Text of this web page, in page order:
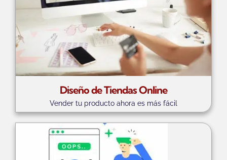
Diseño de Tiendas Online
Vender tu producto ahora es más fácil